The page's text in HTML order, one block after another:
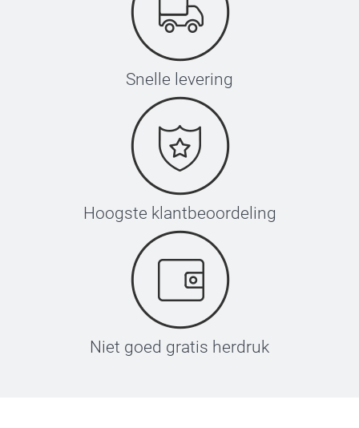
Snelle levering
Hoogste klantbeoordeling
Niet goed gratis herdruk